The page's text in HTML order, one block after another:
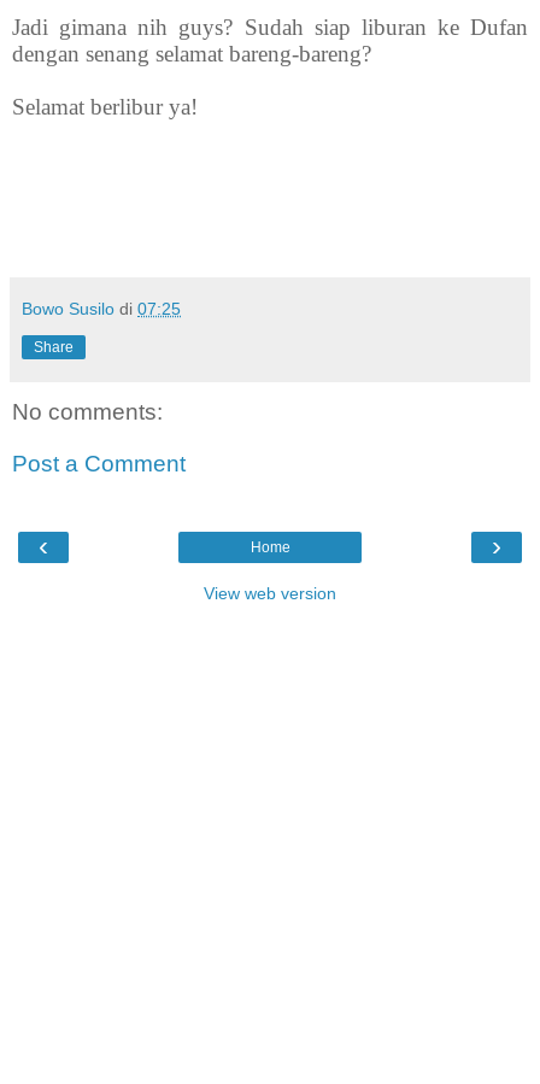
Jadi gimana nih guys? Sudah siap liburan ke Dufan
dengan senang selamat bareng-bareng?
Selamat berlibur ya!
Bowo Susilo di 07:25
Share
No comments:
Post a Comment
‹ ›
Home
View web version